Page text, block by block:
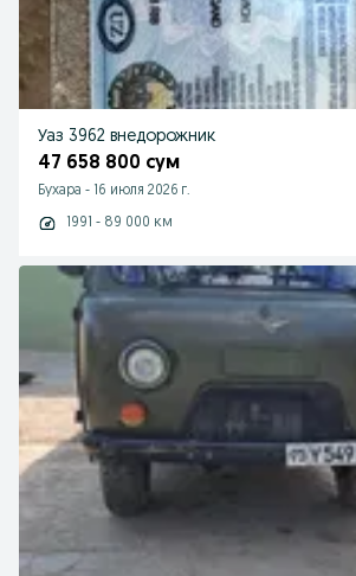
Уаз 3962 внедорожник
47 658 800 сум
Бухара - 16 июля 2026 г.
1991 - 89 000 км